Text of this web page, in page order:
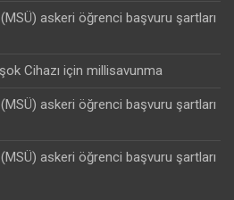
askeri öğrenci başvuru şartları
Cihazı için millisavunma
askeri öğrenci başvuru şartları
askeri öğrenci başvuru şartları